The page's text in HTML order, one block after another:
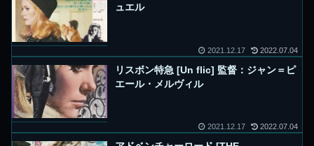
ュエル
2021.12.17 2022.07.04
リスボン特急 [Un flic] 監督：ジャン＝ピ
エール・メルヴィル
2021.12.17 2022.07.04